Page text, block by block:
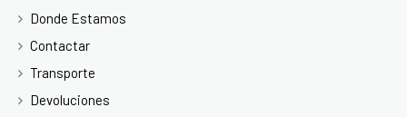
Donde Estamos
Contactar
Transporte
Devoluciones